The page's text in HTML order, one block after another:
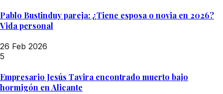
Pablo Bustinduy pareja: ¿Tiene esposa o novia en 2026?
Vida personal
26 Feb 2026
5
Empresario Jesús Tavira encontrado muerto bajo
hormigón en Alicante